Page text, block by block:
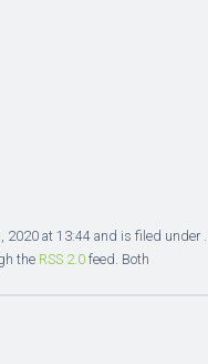
2020 at 13:44 and is filed under .
the RSS 2.0 feed. Both